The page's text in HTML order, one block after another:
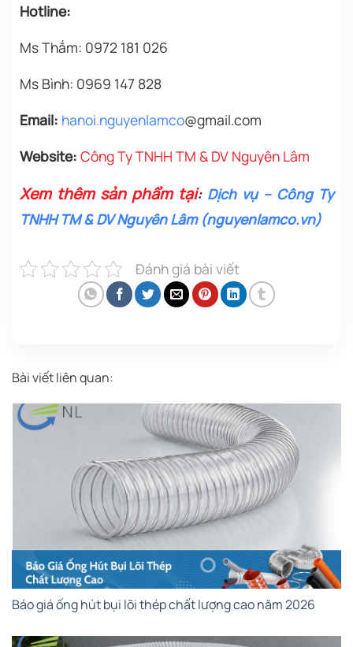
Hotline:
Ms Thắm: 0972 181 026
Ms Bình: 0969 147 828
Email: hanoi.nguyenlamco@gmail.com
Website: Công Ty TNHH TM & DV Nguyên Lâm
Xem thêm sản phẩm tại: Dịch vụ – Công Ty
TNHH TM & DV Nguyên Lâm (nguyenlamco.vn)
Đánh giá bài viết
Bài viết liên quan:
Báo giá ống hút bụi lõi thép chất lượng cao năm 2026